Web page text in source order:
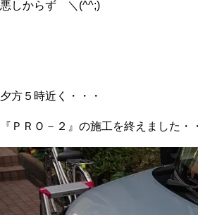
悪しからず ＼(^^;)ゞ
夕方５時近く・・・
『ＰＲＯ－２』の施工を終えました・